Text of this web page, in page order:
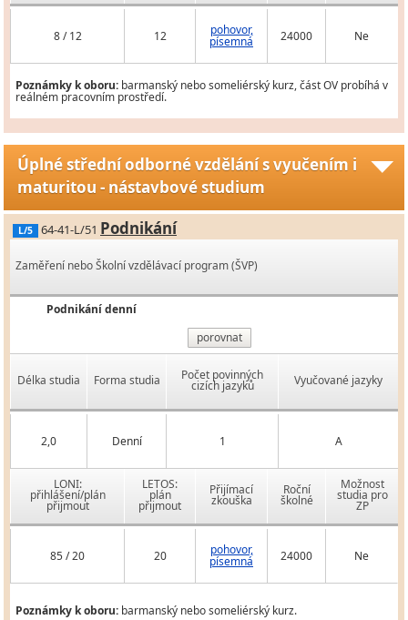
8 / 12 12 pohovor,
písemná 24000 Ne
Poznámky k oboru: barmanský nebo someliérský kurz, část OV probíhá v
reálném pracovním prostředí.
Úplné střední odborné vzdělání s vyučením i
maturitou - nástavbové studium
L/5 64-41-L/51 Podnikání
Zaměření nebo Školní vzdělávací program (ŠVP)
Podnikání denní
porovnat
Délka studia Forma studia Počet povinných
cizích jazyků Vyučované jazyky
2,0 Denní 1 A
LONI:
přihlášení/plán
přijmout
LETOS:
plán
přijmout
Přijímací
zkouška
Roční
školné
Možnost
studia pro
ZP
85 / 20 20 pohovor,
písemná 24000 Ne
Poznámky k oboru: barmanský nebo someliérský kurz.